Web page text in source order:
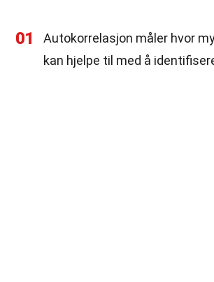
01
Autokorrelasjon måler hvor
kan hjelpe til med å